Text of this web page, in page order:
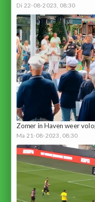
Di 22-08-2023, 08:30
Zomer in Haven weer
Ma 21-08-2023, 08:30